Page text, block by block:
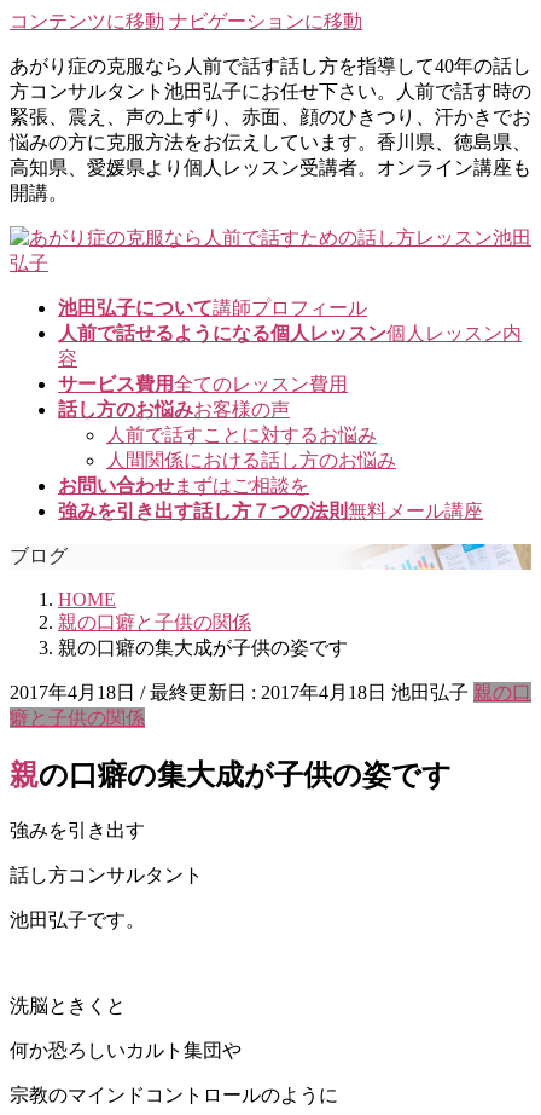
コンテンツに移動 ナビゲーションに移動
あがり症の克服なら人前で話す話し方を指導して40年の話し
方コンサルタント池田弘子にお任せ下さい。人前で話す時の
緊張、震え、声の上ずり、赤面、顔のひきつり、汗かきでお
悩みの方に克服方法をお伝えしています。香川県、徳島県、
高知県、愛媛県より個人レッスン受講者。オンライン講座も
開講。
池田弘子について講師プロフィール
人前で話せるようになる個人レッスン個人レッスン内
容
サービス費用全てのレッスン費用
話し方のお悩みお客様の声
人前で話すことに対するお悩み
人間関係における話し方のお悩み
お問い合わせまずはご相談を
強みを引き出す話し方７つの法則無料メール講座
ブログ
HOME
親の口癖と子供の関係
親の口癖の集大成が子供の姿です
2017年4月18日 / 最終更新日 : 2017年4月18日 池田弘子 親の口
癖と子供の関係
親の口癖の集大成が子供の姿です
強みを引き出す
話し方コンサルタント
池田弘子です。
洗脳ときくと
何か恐ろしいカルト集団や
宗教のマインドコントロールのように